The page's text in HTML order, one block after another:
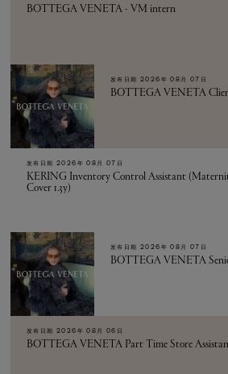
BOTTEGA VENETA - VM intern
发布日期 2026年 08月 07日
BOTTEGA VENETA
发布日期 2026年 08月 07日
KERING Inventory Control Assistant
Cover 1.3y)
发布日期 2026年 08月 07日
BOTTEGA VENETA
发布日期 2026年 08月 06日
BOTTEGA VENETA Part Time Store